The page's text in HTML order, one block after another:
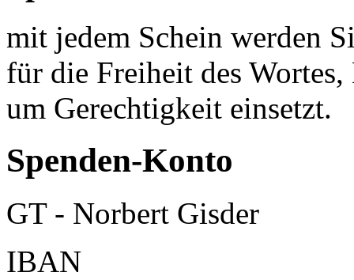
mit jedem Schein werden
für die Freiheit des
um Gerechtigkeit einsetzt.
Spenden-Konto
GT - Norbert Gisder
IBAN